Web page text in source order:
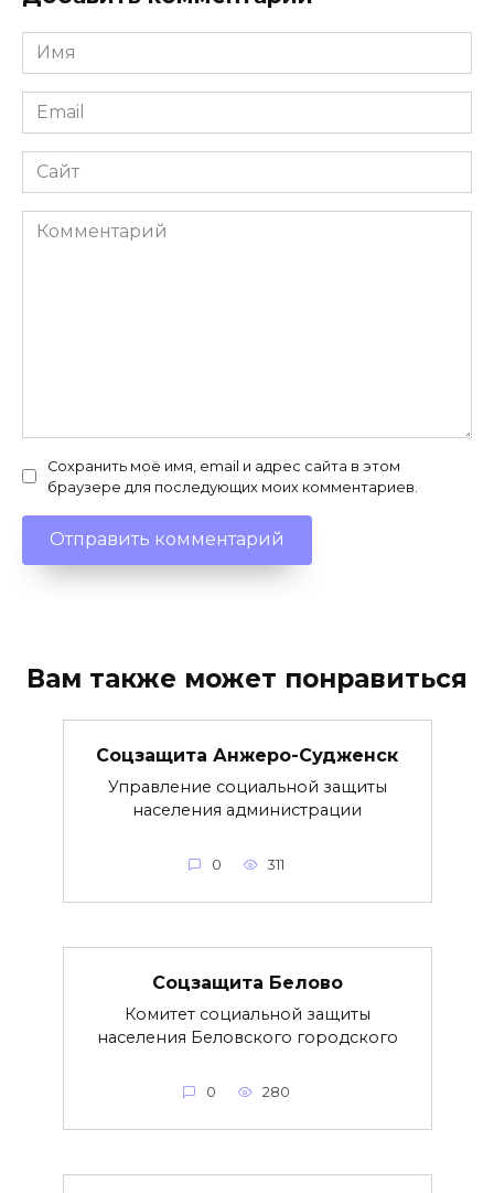
Имя
*
Email
*
Сайт
Комментарий
Сохранить моё имя, email и адрес сайта в этом
браузере для последующих моих комментариев.
Вам также может понравиться
Соцзащита Анжеро-Судженск
Управление социальной защиты
населения администрации
0 311
Соцзащита Белово
Комитет социальной защиты
населения Беловского городского
0 280